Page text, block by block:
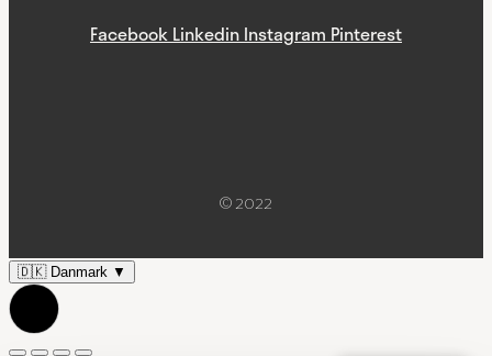
Facebook Linkedin Instagram Pinterest
© 2022
🇩🇰 Danmark ▼